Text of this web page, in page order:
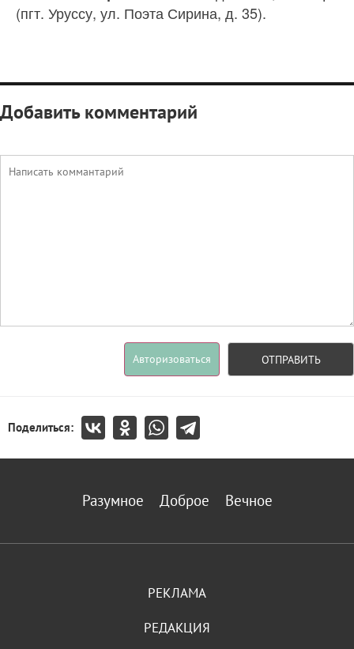
(пгт. Уруссу, ул. Поэта Сирина, д. 35).
Добавить комментарий
Авторизоваться ОТПРАВИТЬ
Поделиться:
Разумное Доброе Вечное
РЕКЛАМА
РЕДАКЦИЯ